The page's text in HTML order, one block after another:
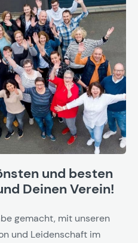
und besten
Deinen Verein!
gemacht, mit unseren
und Leidenschaft im